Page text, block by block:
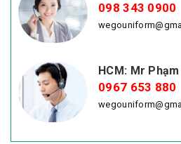
098 343 0900
HCM: Mr
0967 653 880